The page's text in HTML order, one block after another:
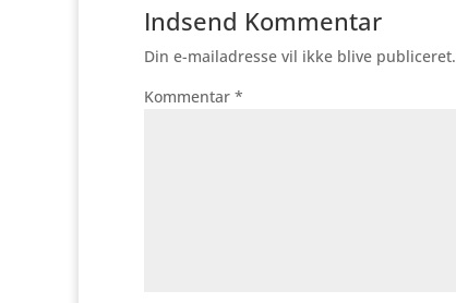
Indsend Kommentar
Din e-mailadresse vil ikke blive publiceret.
Kommentar *